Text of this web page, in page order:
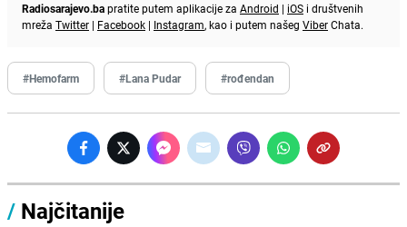
Radiosarajevo.bapratite putem aplikacije za Android | iOS i društvenih
mreža Twitter | Facebook | Instagram, kao i putem našeg ViberChata.
#Hemofarm #Lana Pudar #rođendan
/ Najčitanije